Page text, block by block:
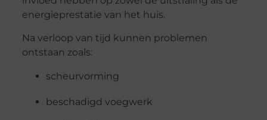
energieprestatie van het huis.
Na verloop van tijd kunnen problemen
ontstaan zoals:
scheurvorming
beschadigd voegwerk